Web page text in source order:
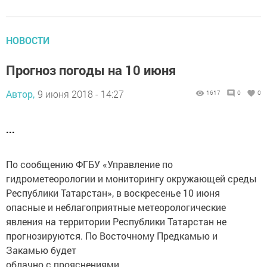
НОВОСТИ
Прогноз погоды на 10 июня
Автор, 9 июня 2018 - 14:27 1617 0 0
...
По сообщению ФГБУ «Управление по
гидрометеорологии и мониторингу окружающей среды
Республики Татарстан», в воскресенье 10 июня
опасные и неблагоприятные метеорологические
явления на территории Республики Татарстан не
прогнозируются. По Восточному Предкамью и
Закамью будет